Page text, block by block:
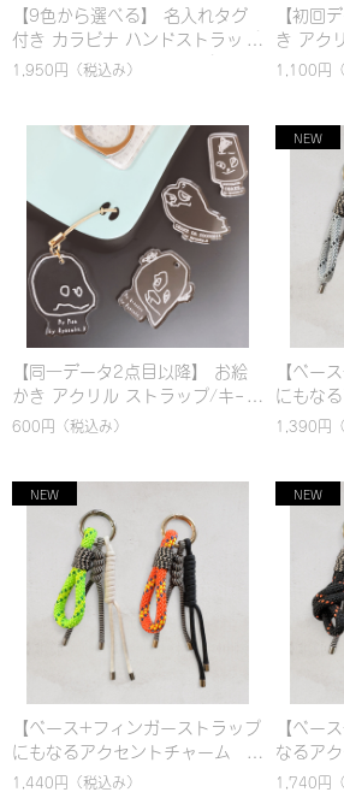
【9色から選べる】 名入れタグ
付き カラビナ ハンドストラップ
｜パラコード編み｜シンプル｜
1,950円 （税込み）
【初回
き アク
ルダー
1,100円
【同一データ2点目以降】 お絵
かき アクリル ストラップ/キー
ホルダー
600円 （税込み）
【ベー
にもな
細)】選
編み｜
1,390円
【ベース+フィンガーストラップ
にもなるアクセントチャーム
(太)】選べるカスタム！名入れ対
1,440円 （税込み）
【ベー
なるア
べるカ
1,740円